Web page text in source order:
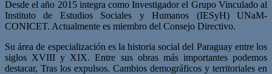
Desde el año 2015 integra como Investigador el Grupo Vinculado al
Instituto de Estudios Sociales y Humanos (IESyH) UNaM-
CONICET. Actualmente es miembro del Consejo Directivo.
Su área de especialización es la historia social del Paraguay entre los
siglos XVIII y XIX. Entre sus obras más importantes podemos
destacar, Tras los expulsos. Cambios demográficos y territoriales en